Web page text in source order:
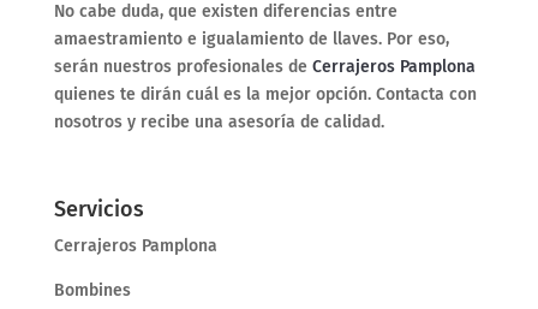
No cabe duda, que existen diferencias entre
amaestramiento e igualamiento de llaves. Por eso,
serán nuestros profesionales de Cerrajeros Pamplona
quienes te dirán cuál es la mejor opción. Contacta con
nosotros y recibe una asesoría de calidad.
Servicios
Cerrajeros Pamplona
Bombines